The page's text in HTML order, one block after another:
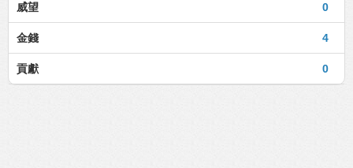
0
威望
4
金錢
0
貢獻